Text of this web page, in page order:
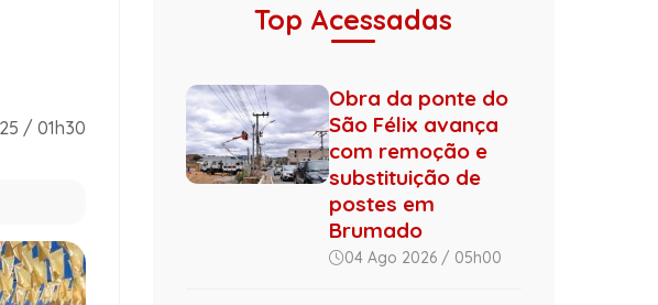
/ 01h30
Top Acessadas
Obra da ponte do
São Félix avança
com remoção e
substituição de
postes em
Brumado
04 Ago 2026 / 05h00